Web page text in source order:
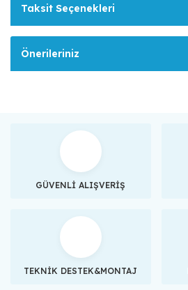
Taksit Seçenekleri
Önerileriniz
GÜVENLİ ALIŞVERİŞ
TEKNİK DESTEK&MONTAJ